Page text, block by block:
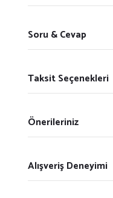
Soru & Cevap
Taksit Seçenekleri
Önerileriniz
Alışveriş Deneyimi